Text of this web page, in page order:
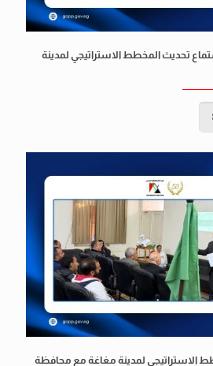
تحديث المخطط الاستراتيجي لمدينة
الاستراتيجي لمدينة مغاغة مع محافظة